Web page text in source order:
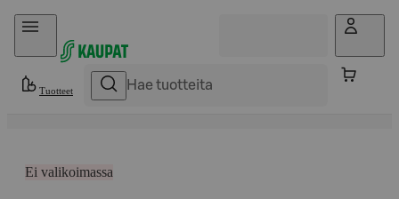
Hyppää sisältöön
Tuotteet
Ei valikoimassa